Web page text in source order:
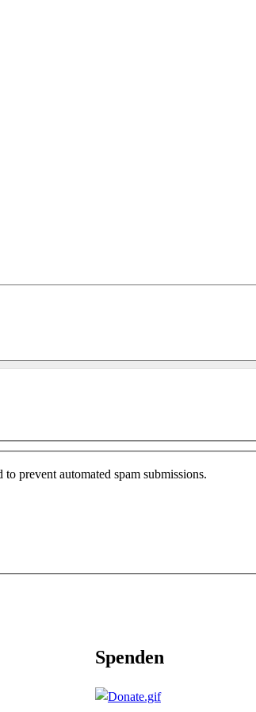
prevent automated spam submissions.
Spenden